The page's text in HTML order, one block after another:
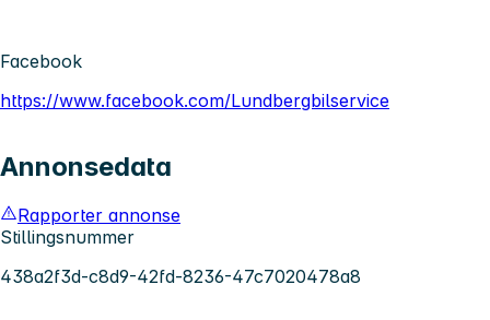
Facebook
https://www.facebook.com/Lundbergbilservice
Annonsedata
Rapporter annonse
Stillingsnummer
438a2f3d-c8d9-42fd-8236-47c7020478a8